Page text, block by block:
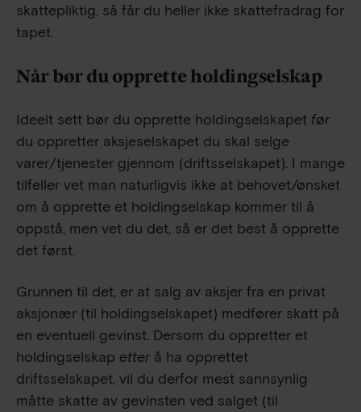
skattepliktig, så får du heller ikke skattefradrag for
tapet.
Når bør du opprette holdingselskap
Ideelt sett bør du opprette holdingselskapet før
du oppretter aksjeselskapet du skal selge
varer/tjenester gjennom (driftsselskapet). I mange
tilfeller vet man naturligvis ikke at behovet/ønsket
om å opprette et holdingselskap kommer til å
oppstå, men vet du det, så er det best å opprette
det først.
Grunnen til det, er at salg av aksjer fra en privat
aksjonær (til holdingselskapet) medfører skatt på
en eventuell gevinst. Dersom du oppretter et
holdingselskap etterå ha opprettet
driftsselskapet, vil du derfor mest sannsynlig
måtte skatte av gevinsten ved salget (til